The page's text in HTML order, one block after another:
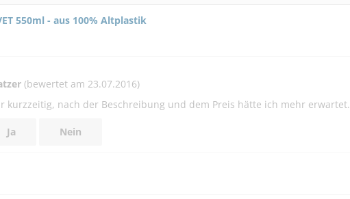
550ml - aus 100% Altplastik
(bewertet am 23.07.2016)
nach der Beschreibung und dem Preis hätte ich mehr erwartet.
Ja Nein